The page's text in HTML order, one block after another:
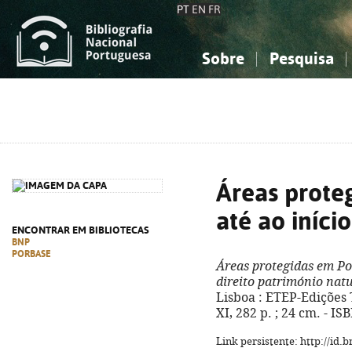
PT EN FR
Sobre Pesquisa
ENCONTRAR EM BIBLIOTECAS
BNP
PORBASE
Áreas
até ao
Áreas protegidas em
direito património
Lisboa : ETEP-
XI, 282 p. ; 24 cm. -
Link persistente: http://